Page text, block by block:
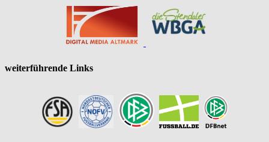
weiterführende Links